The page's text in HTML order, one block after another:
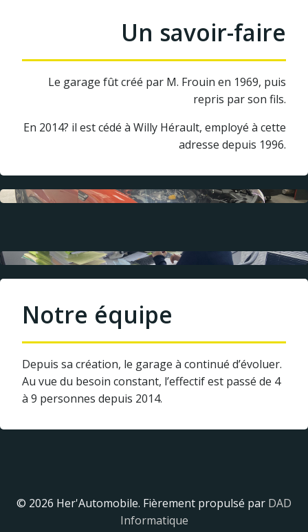
Un savoir-faire
Le garage fût créé par M. Frouin en 1969, puis
repris par son fils.
En 2014? il est cédé à Willy Hérault, employé à cette
adresse depuis 1996.
Notre équipe
Depuis sa création, le garage à continué d’évoluer.
Au vue du besoin constant, l’effectif est passé de 4
à 9 personnes depuis 2014.
© 2026 Her'Automobile. Fièrement propulsé par DAD
Informatique